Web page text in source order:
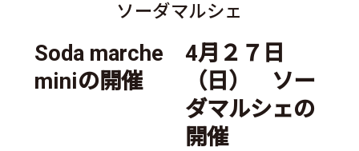
ソーダマルシェ
Soda marche
miniの開催
4月２７日
（日） ソー
ダマルシェの
開催